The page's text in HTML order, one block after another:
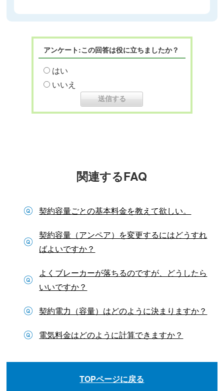
アンケート:この回答は役に立ちましたか？
はい
いいえ
関連するFAQ
契約容量ごとの基本料金を教えて欲しい。
契約容量（アンペア）を変更するにはどうすれ
ばよいですか？
よくブレーカーが落ちるのですが、どうしたら
いいですか？
契約電力（容量）はどのように決まりますか？
電気料金はどのように計算できますか？
TOPページに戻る